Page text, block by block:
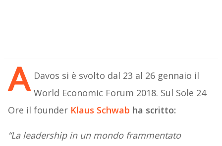
A Davos si è svolto dal 23 al 26 gennaio il
World Economic Forum 2018. Sul Sole 24
Ore il founder Klaus Schwab ha scritto:
“La leadership in un mondo frammentato